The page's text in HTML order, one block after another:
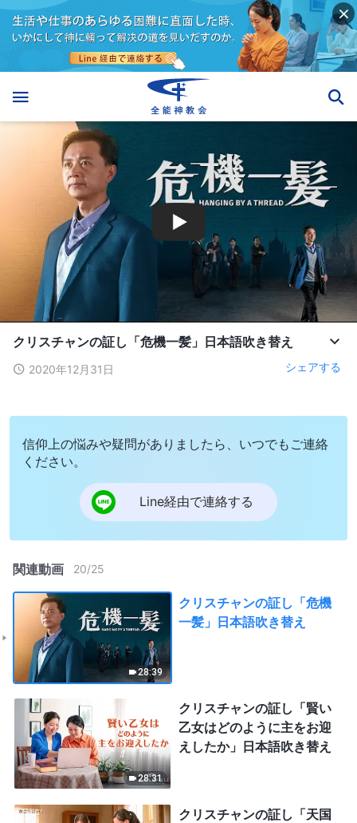
クリスチャンの証し「危機一髪」日本語吹き替え
2020年12月31日 シェアする
信仰上の悩みや疑問がありましたら、いつでもご連絡
ください。
Line経由で連絡する
関連動画 20/25
28:39
クリスチャンの証し「危機
一髪」日本語吹き替え
28:31
クリスチャンの証し「賢い
乙女はどのように主をお迎
えしたか」日本語吹き替え
クリスチャンの証し「天国